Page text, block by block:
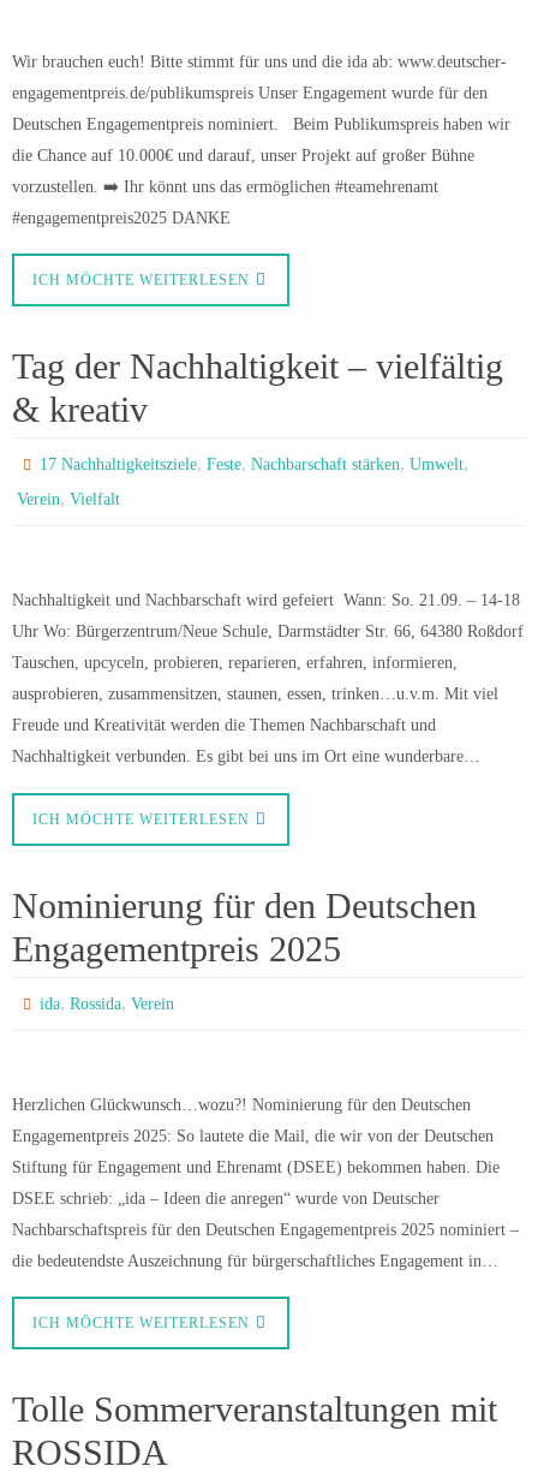
Wir brauchen euch! Bitte stimmt für uns und die ida ab: www.deutscher-
engagementpreis.de/publikumspreis Unser Engagement wurde für den
Deutschen Engagementpreis nominiert. Beim Publikumspreis haben wir
die Chance auf 10.000€ und darauf, unser Projekt auf großer Bühne
vorzustellen. ➡️ Ihr könnt uns das ermöglichen #teamehrenamt
#engagementpreis2025 DANKE
ICH MÖCHTE WEITERLESEN
Tag der Nachhaltigkeit – vielfältig
& kreativ
17 Nachhaltigkeitsziele,Feste,Nachbarschaft stärken,Umwelt,
Verein, Vielfalt
Nachhaltigkeit und Nachbarschaft wird gefeiert Wann: So. 21.09. – 14-18
Uhr Wo: Bürgerzentrum/Neue Schule, Darmstädter Str. 66, 64380 Roßdorf
Tauschen, upcyceln, probieren, reparieren, erfahren, informieren,
ausprobieren, zusammensitzen, staunen, essen, trinken…u.v.m. Mit viel
Freude und Kreativität werden die Themen Nachbarschaft und
Nachhaltigkeit verbunden. Es gibt bei uns im Ort eine wunderbare…
ICH MÖCHTE WEITERLESEN
Nominierung für den Deutschen
Engagementpreis 2025
ida,Rossida,Verein
Herzlichen Glückwunsch…wozu?! Nominierung für den Deutschen
Engagementpreis 2025: So lautete die Mail, die wir von der Deutschen
Stiftung für Engagement und Ehrenamt (DSEE) bekommen haben. Die
DSEE schrieb: „ida – Ideen die anregen“ wurde von Deutscher
Nachbarschaftspreis für den Deutschen Engagementpreis 2025 nominiert –
die bedeutendste Auszeichnung für bürgerschaftliches Engagement in…
ICH MÖCHTE WEITERLESEN
Tolle Sommerveranstaltungen mit
ROSSIDA